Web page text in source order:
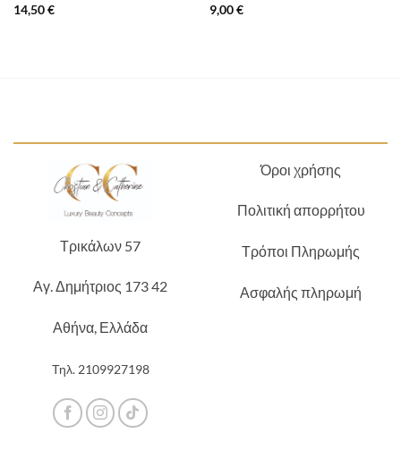
14,50€
9,00€
Τρικάλων 57
Αγ. Δημήτριος 173 42
Αθήνα, Ελλάδα
Τηλ. 2109927198
Όροι χρήσης
Πολιτική απορρήτου
Τρόποι Πληρωμής
Ασφαλής πληρωμή